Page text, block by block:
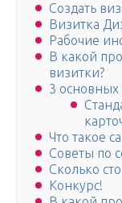
Создать
Визитка
Рабочие
В какой
визитки?
3 основных
Что такое
Советы по
Сколько
Конкурс!